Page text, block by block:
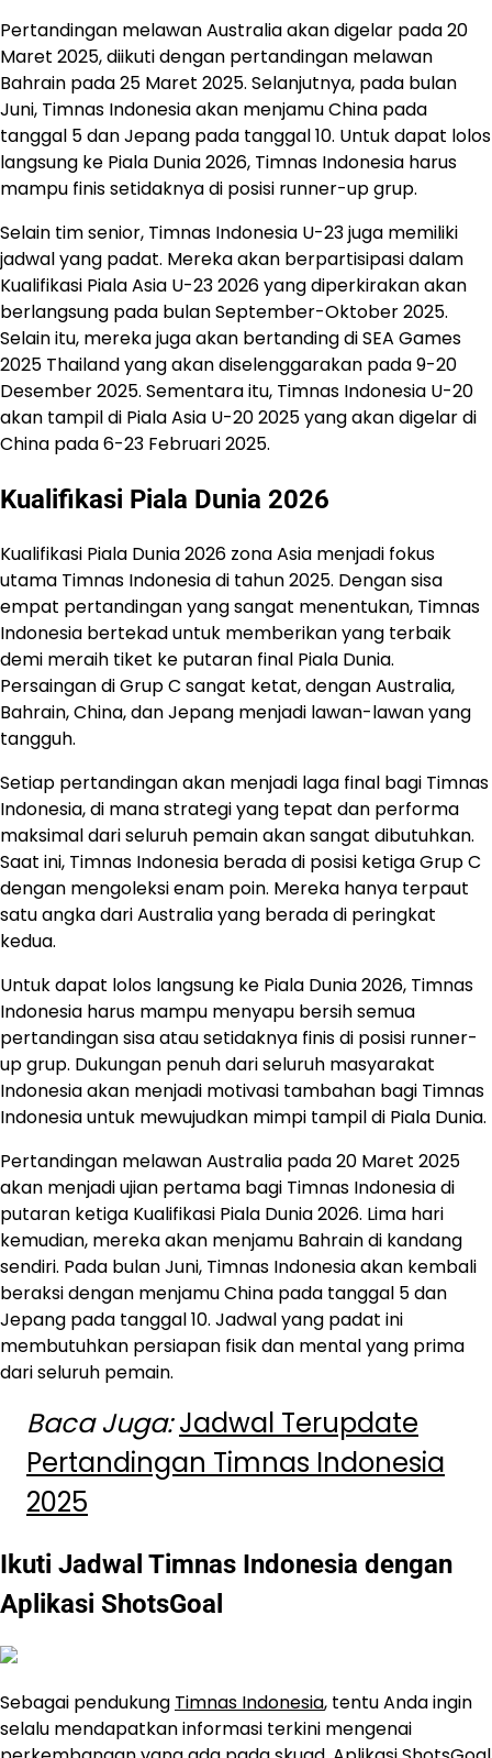
Pertandingan melawan Australia akan digelar pada 20
Maret 2025, diikuti dengan pertandingan melawan
Bahrain pada 25 Maret 2025. Selanjutnya, pada bulan
Juni, Timnas Indonesia akan menjamu China pada
tanggal 5 dan Jepang pada tanggal 10. Untuk dapat lolos
langsung ke Piala Dunia 2026, Timnas Indonesia harus
mampu finis setidaknya di posisi runner-up grup.
Selain tim senior, Timnas Indonesia U-23 juga memiliki
jadwal yang padat. Mereka akan berpartisipasi dalam
Kualifikasi Piala Asia U-23 2026 yang diperkirakan akan
berlangsung pada bulan September-Oktober 2025.
Selain itu, mereka juga akan bertanding di SEA Games
2025 Thailand yang akan diselenggarakan pada 9-20
Desember 2025. Sementara itu, Timnas Indonesia U-20
akan tampil di Piala Asia U-20 2025 yang akan digelar di
China pada 6-23 Februari 2025.
Kualifikasi Piala Dunia 2026
Kualifikasi Piala Dunia 2026 zona Asia menjadi fokus
utama Timnas Indonesia di tahun 2025. Dengan sisa
empat pertandingan yang sangat menentukan, Timnas
Indonesia bertekad untuk memberikan yang terbaik
demi meraih tiket ke putaran final Piala Dunia.
Persaingan di Grup C sangat ketat, dengan Australia,
Bahrain, China, dan Jepang menjadi lawan-lawan yang
tangguh.
Setiap pertandingan akan menjadi laga final bagi Timnas
Indonesia, di mana strategi yang tepat dan performa
maksimal dari seluruh pemain akan sangat dibutuhkan.
Saat ini, Timnas Indonesia berada di posisi ketiga Grup C
dengan mengoleksi enam poin. Mereka hanya terpaut
satu angka dari Australia yang berada di peringkat
kedua.
Untuk dapat lolos langsung ke Piala Dunia 2026, Timnas
Indonesia harus mampu menyapu bersih semua
pertandingan sisa atau setidaknya finis di posisi runner-
up grup. Dukungan penuh dari seluruh masyarakat
Indonesia akan menjadi motivasi tambahan bagi Timnas
Indonesia untuk mewujudkan mimpi tampil di Piala Dunia.
Pertandingan melawan Australia pada 20 Maret 2025
akan menjadi ujian pertama bagi Timnas Indonesia di
putaran ketiga Kualifikasi Piala Dunia 2026. Lima hari
kemudian, mereka akan menjamu Bahrain di kandang
sendiri. Pada bulan Juni, Timnas Indonesia akan kembali
beraksi dengan menjamu China pada tanggal 5 dan
Jepang pada tanggal 10. Jadwal yang padat ini
membutuhkan persiapan fisik dan mental yang prima
dari seluruh pemain.
Baca Juga:Jadwal Terupdate
Pertandingan Timnas Indonesia
2025
Ikuti Jadwal Timnas Indonesia dengan
Aplikasi ShotsGoal
Sebagai pendukung Timnas Indonesia, tentu Anda ingin
selalu mendapatkan informasi terkini mengenai